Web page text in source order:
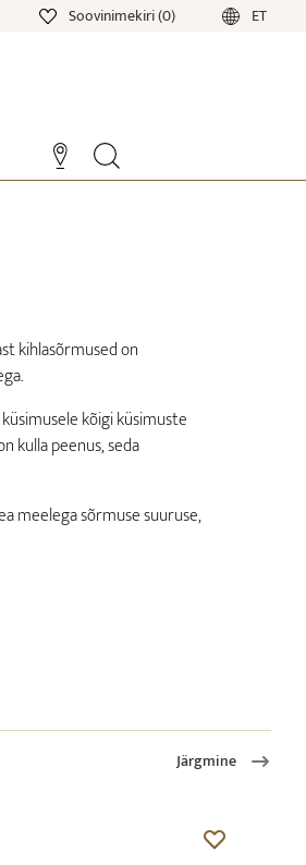
Soovinimekiri (0) ET
kihlasõrmused on
kõigi küsimuste
kulla peenus, seda
meelega sõrmuse suuruse,
Järgmine